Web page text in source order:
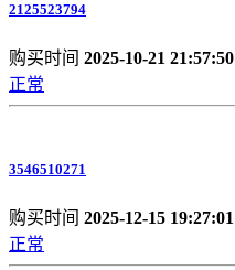
2125523794
购买时间 2025-10-21 21:57:50
正常
3546510271
购买时间 2025-12-15 19:27:01
正常